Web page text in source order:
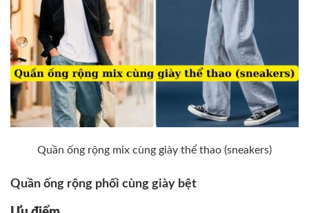
Quần ống rộng mix cùng giày thể thao (sneakers)
Quần ống rộng phối cùng giày bệt